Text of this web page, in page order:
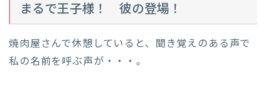
まるで王子様！ 彼の登場！
焼肉屋さんで休憩していると、聞き覚えのある声で
私の名前を呼ぶ声が・・・。